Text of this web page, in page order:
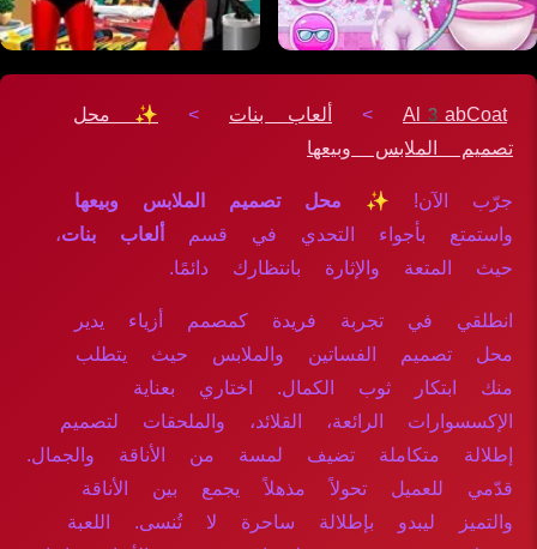
Al3abCoat
> ألعاب بنات >
✨ محل
تصميم الملابس وبيعها
جرّب الآن! ✨ محل تصميم الملابس وبيعها
واستمتع بأجواء التحدي في قسم
ألعاب بنات،
حيث المتعة والإثارة بانتظارك دائمًا.
انطلقي في تجربة فريدة كمصمم أزياء يدير
محل تصميم الفساتين والملابس حيث يتطلب
منك ابتكار ثوب الكمال. اختاري بعناية
الإكسسوارات الرائعة، القلائد، والملحقات لتصميم
إطلالة متكاملة تضيف لمسة من الأناقة والجمال.
قدّمي للعميل تحولاً مذهلاً يجمع بين الأناقة
والتميز ليبدو بإطلالة ساحرة لا تُنسى. اللعبة